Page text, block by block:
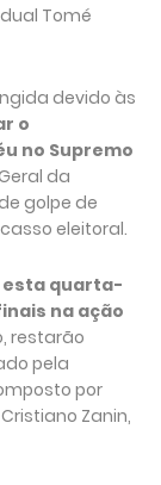
Tomé
devido às
o
no Supremo
da
golpe de
eleitoral.
esta quarta-
na ação
restarão
pela
por
Zanin,